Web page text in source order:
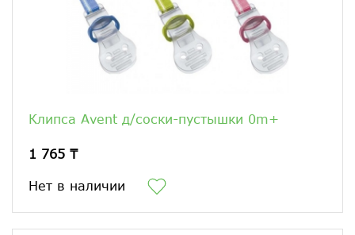
Клипса Avent д/соски-пустышки 0m+
1 765 ₸
Нет в наличии